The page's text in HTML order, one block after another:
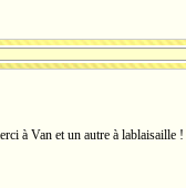
à Van et un autre à lablaisaille !